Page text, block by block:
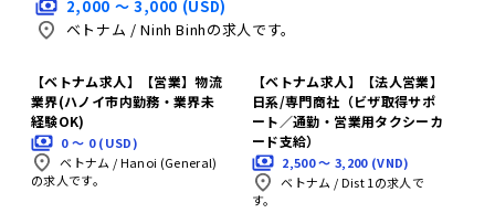
2,000 〜 3,000 (USD)
ベトナム /Ninh Binhの求人です。
【ベトナム求人】【営業】物流
業界(ハノイ市内勤務・業界未
経験OK)
0 〜 0 (USD)
ベトナム /Hanoi (General)
の求人です。
【ベトナム求人】【法人営業】
日系/専門商社（ビザ取得サポ
ート／通勤・営業用タクシーカ
ード支給）
2,500 〜 3,200 (VND)
ベトナム /Dist 1の求人で
す。